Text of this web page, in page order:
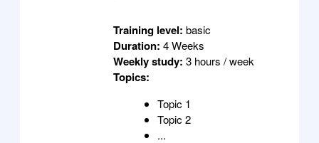
Training level: basic
Duration: 4 Weeks
Weekly study: 3 hours / week
Topics:
Topic 1
Topic 2
...